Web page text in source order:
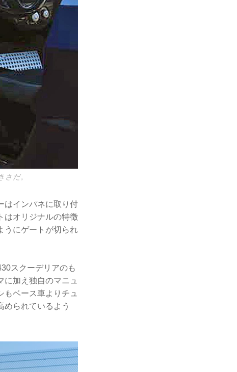
だ。
はインパネに取り付
はオリジナルの特徴
うにゲートが切られ
スクーデリアのも
加え独自のマニュ
ベース車よりチュ
められているよう